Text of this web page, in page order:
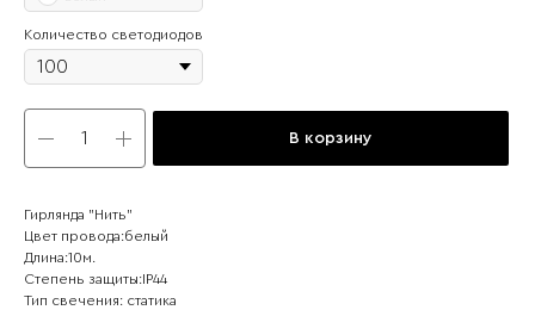
Количество светодиодов
В корзину
Гирлянда "Нить"
Цвет провода:белый
Длина:10м.
Степень защиты:IP44
Тип свечения: статика